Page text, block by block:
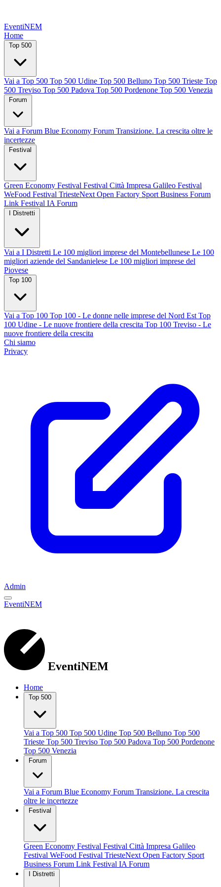
EventiNEM
Home
Top 500
Vai a Top 500 Top 500 Udine Top 500 Belluno Top 500 Trieste Top
500 Treviso Top 500 Padova Top 500 Pordenone Top 500 Venezia
Forum
Vai a Forum Blue Economy Forum Transizione. La crescita oltre le
incertezze
Festival
Green Economy Festival Festival Città Impresa Galileo Festival
WeFood Festival TriesteNext Open Factory Sport Business Forum
Link Festival IA Forum
I Distretti
Vai a I Distretti Le 100 migliori imprese del Montebellunese Le 100
migliori aziende del Sandanielese Le 100 migliori imprese del
Piovese
Top 100
Vai a Top 100 Top 100 - Le donne nelle imprese del Nord Est Top
100 Udine - Le nuove frontiere della crescita Top 100 Treviso - Le
nuove frontiere della crescita
Chi siamo
Privacy
Admin
EventiNEM
EventiNEM
Home
Top 500
Vai a Top 500 Top 500 Udine Top 500 Belluno Top 500
Trieste Top 500 Treviso Top 500 Padova Top 500 Pordenone
Top 500 Venezia
Forum
Vai a Forum Blue Economy Forum Transizione. La crescita
oltre le incertezze
Festival
Green Economy Festival Festival Città Impresa Galileo
Festival WeFood Festival TriesteNext Open Factory Sport
Business Forum Link Festival IA Forum
I Distretti